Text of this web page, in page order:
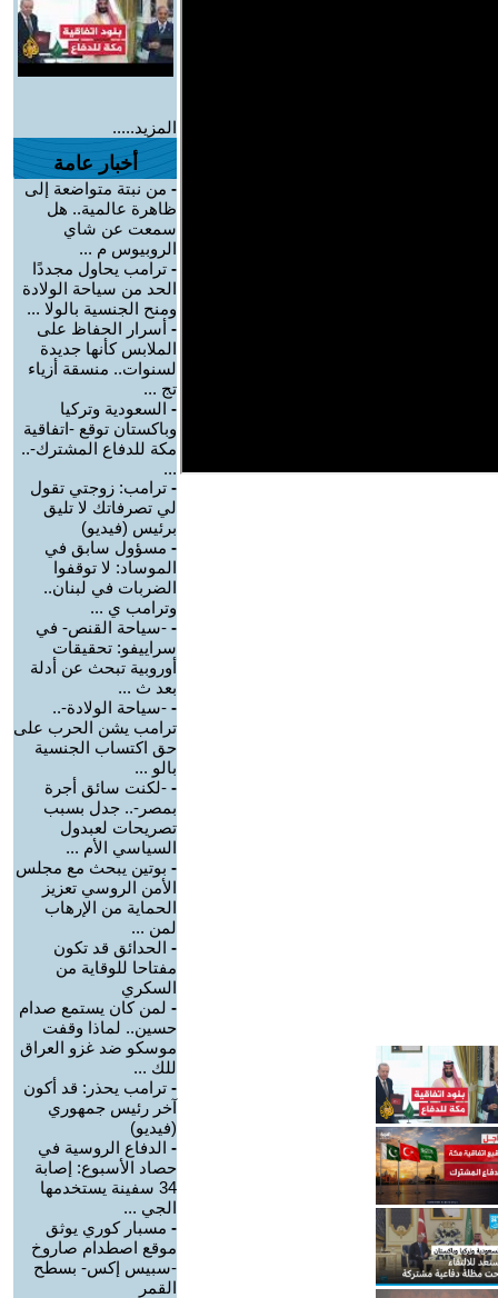
المزيد.....
أخبار عامة
- من نبتة متواضعة إلى
ظاهرة عالمية.. هل
سمعت عن شاي
الروبيوس م ...
- ترامب يحاول مجددًا
الحد من سياحة الولادة
ومنح الجنسية بالولا ...
- أسرار الحفاظ على
الملابس كأنها جديدة
لسنوات.. منسقة أزياء
تج ...
- السعودية وتركيا
وباكستان توقع -اتفاقية
مكة للدفاع المشترك-..
...
- ترامب: زوجتي تقول
لي تصرفاتك لا تليق
برئيس (فيديو)
- مسؤول سابق في
الموساد: لا توقفوا
الضربات في لبنان..
وترامب ي ...
- -سياحة القنص- في
سراييفو: تحقيقات
أوروبية تبحث عن أدلة
بعد ث ...
- -سياحة الولادة-..
ترامب يشن الحرب على
حق اكتساب الجنسية
بالو ...
- -لكنت سائق أجرة
بمصر-.. جدل بسبب
تصريحات لعبدول
السياسي الأم ...
- بوتين يبحث مع مجلس
الأمن الروسي تعزيز
الحماية من الإرهاب
لمن ...
- الحدائق قد تكون
مفتاحا للوقاية من
السكري
- لمن كان يستمع صدام
حسين.. لماذا وقفت
موسكو ضد غزو العراق
للك ...
- ترامب يحذر: قد أكون
آخر رئيس جمهوري
(فيديو)
- الدفاع الروسية في
حصاد الأسبوع: إصابة
34 سفينة يستخدمها
الجي ...
- مسبار كوري يوثق
موقع اصطدام صاروخ
-سبيس إكس- بسطح
القمر